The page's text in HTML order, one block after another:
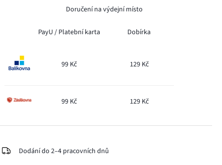
Doručení na výdejní místo
PayU / Platební karta Dobírka
99 Kč 129 Kč
99 Kč 129 Kč
Dodání do 2–4 pracovních dnů